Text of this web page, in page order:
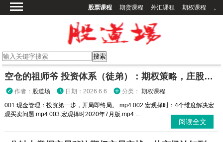
股票课程 期货课程 外汇课程 期权课程 。
期货课程
期权课程
外汇课程
高校课程
空仓的祖师爷 投资体系（徒弟）：期权策略，庄股策略
作者： 股道场 日期：2026.6.6 分类： 期权课程
001.现金管理：投资第一步，开局即终局。.mp4 002.宏观择时：4个维度解决宏
观买卖问题.mp4 003.宏观择时2020年7月版.mp4 ...
阅读全文